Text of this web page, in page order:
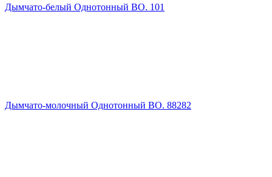
Дымчато-белый Однотонный ВО. 101
Дымчато-молочный Однотонный ВО. 88282